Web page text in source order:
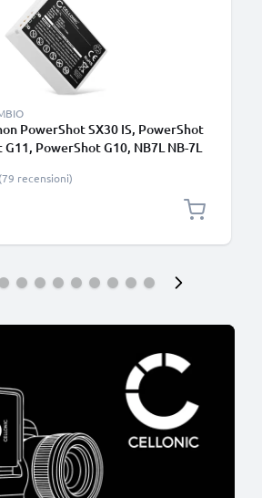
PowerShot SX30 IS, PowerShot
PowerShot G10, NB7L NB-7L
(79 recensioni)